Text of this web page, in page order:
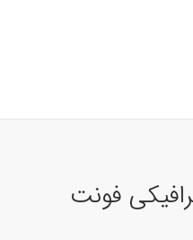
فونت